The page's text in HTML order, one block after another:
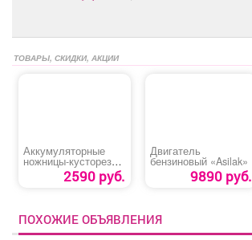
ТОВАРЫ, СКИДКИ, АКЦИИ
Аккумуляторные
ножницы-кусторез
DENZEL G4112590 руб.
Двигатель
бензиновый «Asilak»
9890 руб.
ПОХОЖИЕ ОБЪЯВЛЕНИЯ